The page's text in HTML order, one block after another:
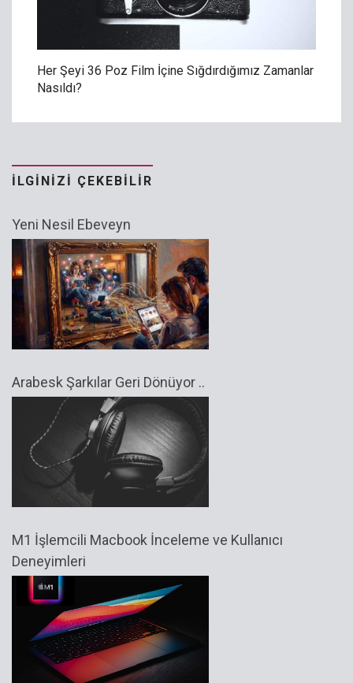
Her Şeyi 36 Poz Film İçine Sığdırdığımız Zamanlar
Nasıldı?
İLGINIZI ÇEKEBILIR
Yeni Nesil Ebeveyn
Arabesk Şarkılar Geri Dönüyor ..
M1 İşlemcili Macbook İnceleme ve Kullanıcı
Deneyimleri